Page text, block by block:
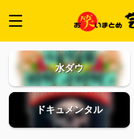
水ダウ
ドキュメンタル